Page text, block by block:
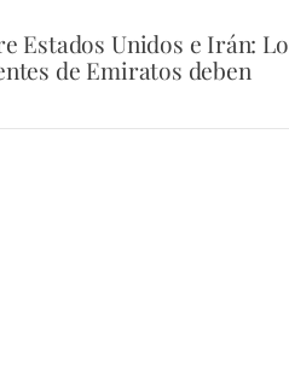
Estados Unidos e Irán: Lo
de Emiratos deben